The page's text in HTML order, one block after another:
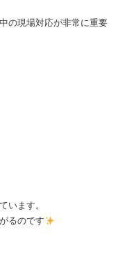
の現場対応が非常に重要
ます。
るのです